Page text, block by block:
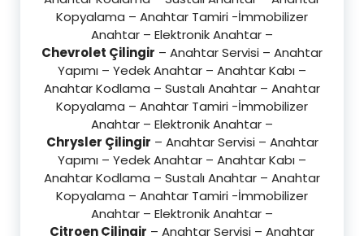
Kopyalama – Anahtar Tamiri -İmmobilizer
Anahtar – Elektronik Anahtar –
Chevrolet Çilingir – Anahtar Servisi – Anahtar
Yapımı – Yedek Anahtar – Anahtar Kabı –
Anahtar Kodlama – Sustalı Anahtar – Anahtar
Kopyalama – Anahtar Tamiri -İmmobilizer
Anahtar – Elektronik Anahtar –
Chrysler Çilingir – Anahtar Servisi – Anahtar
Yapımı – Yedek Anahtar – Anahtar Kabı –
Anahtar Kodlama – Sustalı Anahtar – Anahtar
Kopyalama – Anahtar Tamiri -İmmobilizer
Anahtar – Elektronik Anahtar –
Citroen Çilingir – Anahtar Servisi – Anahtar